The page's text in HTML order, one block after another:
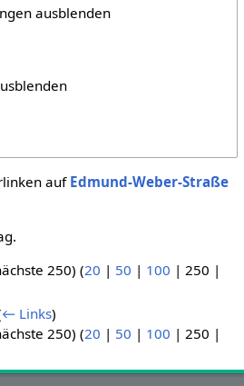
ausblenden
auf Edmund-Weber-Straße
250) (20 | 50 | 100 | 250 |
← Links)
250) (20 | 50 | 100 | 250 |